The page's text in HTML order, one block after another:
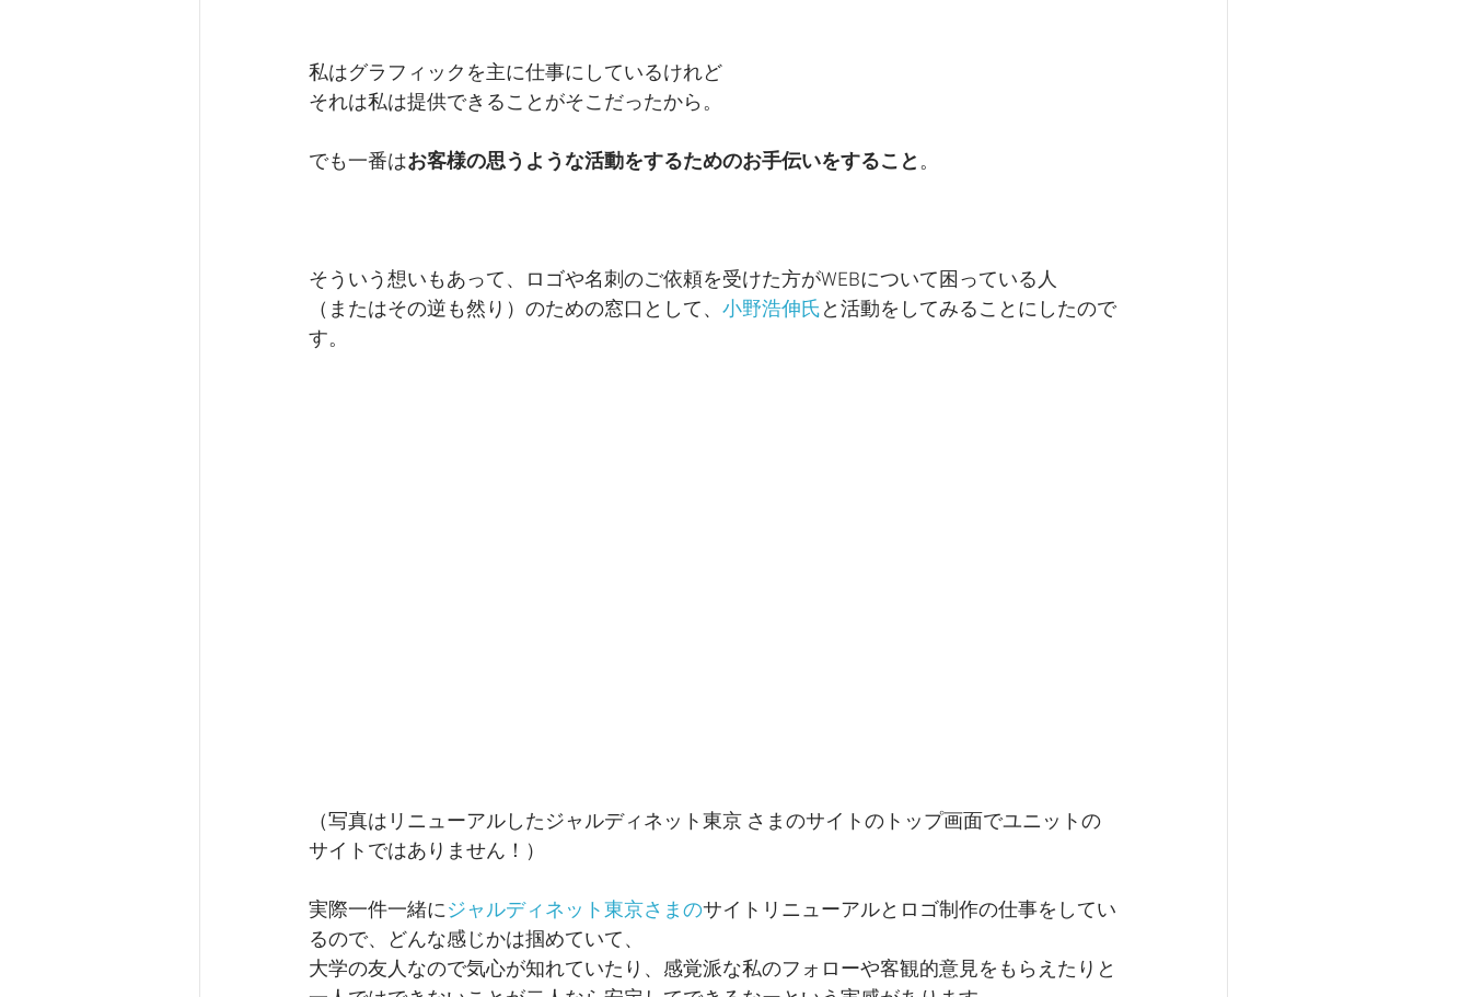
私はグラフィックを主に仕事にしているけれど
それは私は提供できることがそこだったから。
でも一番はお客様の思うような活動をするためのお手伝いをすること。
そういう想いもあって、ロゴや名刺のご依頼を受けた方がWEBについて困っている人
（またはその逆も然り）のための窓口として、 小野浩伸氏と活動をしてみることにしたので
す。
（写真はリニューアルしたジャルディネット東京 さまのサイトのトップ画面でユニットの
サイトではありません！）
実際一件一緒にジャルディネット東京さまのサイトリニューアルとロゴ制作の仕事をしてい
るので、どんな感じかは掴めていて、
大学の友人なので気心が知れていたり、感覚派な私のフォローや客観的意見をもらえたりと